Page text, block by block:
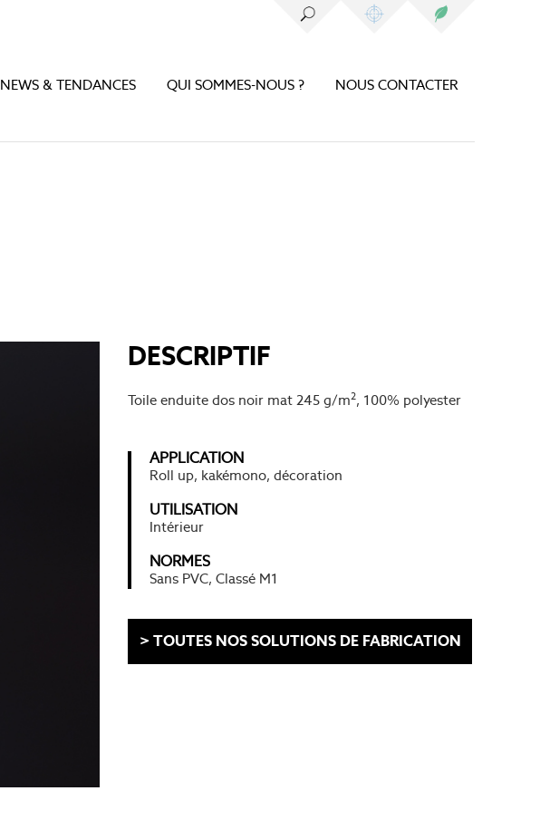
NEWS & TENDANCES QUI SOMMES-NOUS ? NOUS CONTACTER
DESCRIPTIF
Toile enduite dos noir mat 245 g/m2, 100% polyester
APPLICATION
Roll up, kakémono, décoration
UTILISATION
Intérieur
NORMES
Sans PVC, Classé M1
> TOUTES NOS SOLUTIONS DE FABRICATION